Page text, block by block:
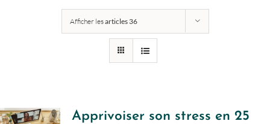
Afficher lesarticles 36
Apprivoiser son stress en 25